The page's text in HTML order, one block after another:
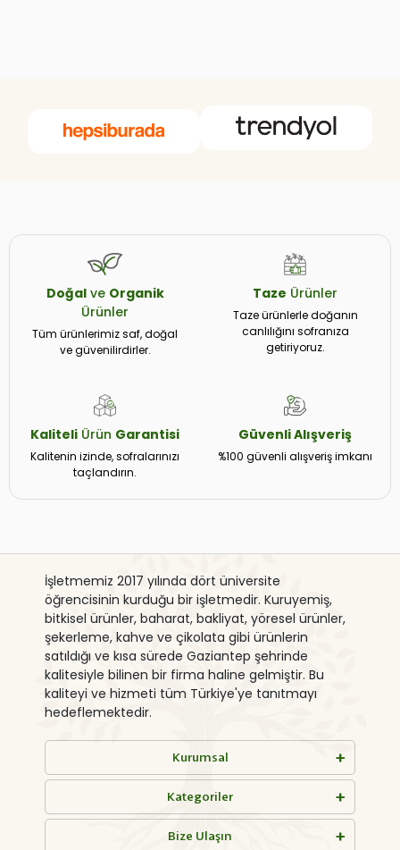
Doğalve Organik
Ürünler
Tüm ürünlerimiz saf, doğal
ve güvenilirdirler.
Taze Ürünler
Taze ürünlerle doğanın
canlılığını sofranıza
getiriyoruz.
Kaliteli Ürün Garantisi
Kalitenin izinde, sofralarınızı
taçlandırın.
GüvenliAlışveriş
%100 güvenli alışveriş imkanı
İşletmemiz 2017 yılında dört üniversite
öğrencisinin kurduğu bir işletmedir. Kuruyemiş,
bitkisel ürünler, baharat, bakliyat, yöresel ürünler,
şekerleme, kahve ve çikolata gibi ürünlerin
satıldığı ve kısa sürede Gaziantep şehrinde
kalitesiyle bilinen bir firma haline gelmiştir. Bu
kaliteyi ve hizmeti tüm Türkiye'ye tanıtmayı
hedeflemektedir.
Kurumsal
Kategoriler
Bize Ulaşın